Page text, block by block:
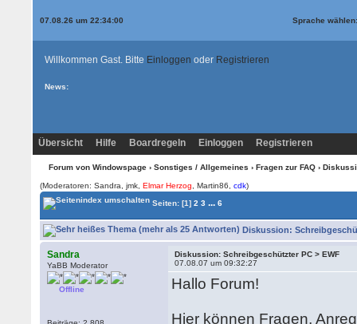
07.08.26 um 22:34:00 Sprache
Willkommen Gast. Bitte Einloggen oder Registrieren
News:
Übersicht Hilfe Boardregeln Einloggen Registrieren
Forum von Windowspage› Sonstiges / Allgemeines › Fragen zur FAQ›
(Moderatoren: Sandra, jmk,Elmar Herzog , Martin86,cdk)
Seiten:[1] 2 3 ... 6
Diskussion:
Sandra
YaBB Moderator
Offline
Diskussion: Schreibgeschützter PC > EWF
07.08.07 um 09:32:27
Hallo Forum!
Hier können Fragen,